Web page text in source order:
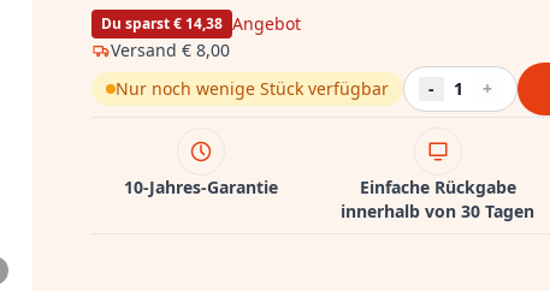
Du sparst € 14,38 Angebot
Versand € 8,00
Nur noch wenige Stück verfügbar
- 1 +
10-Jahres-Garantie
Einfache Rückgabe
innerhalb von 30 Tagen